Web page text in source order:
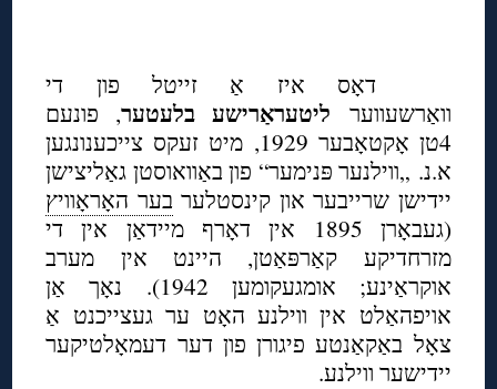
דאָס איז אַ זייטל פון די
וואַרשעווער ליטעראַרישע בלעטער, פונעם
4טן אָקטאָבער 1929, מיט זעקס צייכענונגען
א.נ. „ווילנער פּנימער“ פון באַוואוסטן גאַליצישן
יידישן שרייבער און קינסטלערבער האָראָוויץ
(געבאָרן 1895 אין דאָרף מיידאַן אין די
מזרחדיקע קאַרפּאַטן, היינט אין מערב
אוקראַינע; אומגעקומען 1942). נאָך אַן
אויפהאַלט אין ווילנע האָט ער געצייכנט אַ
צאָל באַקאַנטע פיגורן פון דער דעמאָלטיקער
יידישער ווילנע.